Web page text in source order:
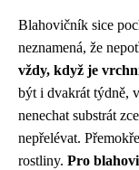
Blahovičník sice
neznamená, že
vždy, když je
být i dvakrát týdně,
nenechat substrát
nepřelévat.
rostliny. Pro